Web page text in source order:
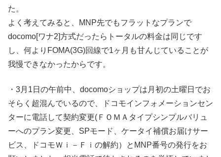
た。
よく考えてみると、MNP先でもフラットなプランで
docomo[ワナ2]方式だったらトータルの料金は同じです
し、何よりFOMA(3G)回線で1ヶ月も甘んじていることが
我慢できなかったからです。
・3月1日の午前中、docomoショップは月初の土曜日でお
そらく超混んでいるので、ドコモインフォメーションセン
ターに電話して契約変更(ＦＯＭＡタイプシンプルバリュ
ーへのプラン変更、SPモード、ケータイ補償お届けサー
ビス、ドコモＷｉ－Ｆｉの解約）とMNP番号の発行をお